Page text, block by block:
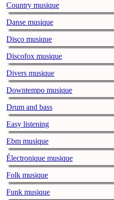
Country musique
Danse musique
Disco musique
Discofox musique
Divers musique
Downtempo musique
Drum and bass
Easy listening
Ebm musique
Électronique musique
Folk musique
Funk musique